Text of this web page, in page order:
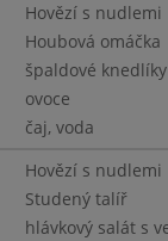
Hovězí s nudlemi
Houbová omáčka
špaldové knedlíky
ovoce
čaj, voda
Hovězí s nudlemi
Studený talíř
hlávkový salát s